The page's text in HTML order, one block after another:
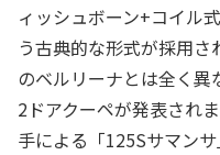
ィッシュボーン+コイル
う古典的な形式が採用
のベルリーナとは全く異
2ドアクーペが発表され
手による「125Sサマン